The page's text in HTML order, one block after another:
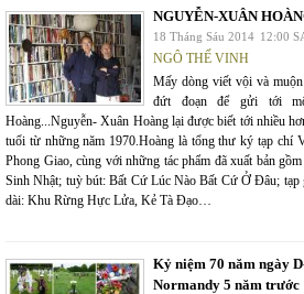
NGUYỄN-XUÂN
18 Tháng Sáu 2014 12:00
NGÔ THẾ VINH
Mấy dòng viết vội và
đứt đoạn để gửi tới
Hoàng...Nguyễn- Xuân Hoàng lại được biết tới nhiều
tuổi từ những năm 1970.Hoàng là tổng thư ký tạp chí
Phong Giao, cùng với những tác phẩm đã xuất bản
Sinh Nhật; tuỳ bút: Bất Cứ Lúc Nào Bất Cứ Ở Đâu;
dài: Khu Rừng Hực Lửa, Kẻ Tà Đạo…
Kỷ niệm 70 năm ngày
Normandy 5 năm trước